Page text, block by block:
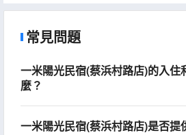
常見問題
一米陽光民宿(蔡浜村路店)的入住
麼？
一米陽光民宿(蔡浜村路店)是否提